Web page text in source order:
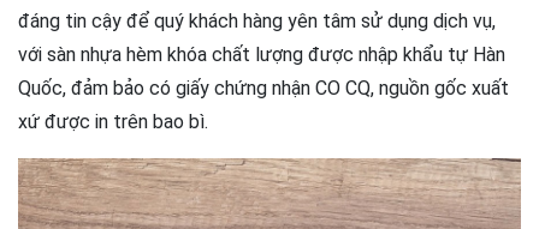
đáng tin cậy để quý khách hàng yên tâm sử dụng dịch vụ,
với sàn nhựa hèm khóa chất lượng được nhập khẩu tự Hàn
Quốc, đảm bảo có giấy chứng nhận CO CQ, nguồn gốc xuất
xứ được in trên bao bì.